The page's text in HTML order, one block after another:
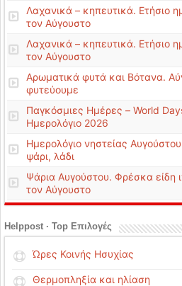
Λαχανικά – κηπευτικά. Ετήσιο
τον Αύγουστο
Λαχανικά – κηπευτικά. Ετήσιο
τον Αύγουστο
Αρωματικά φυτά και Βότανα.
φυτεύουμε
Παγκόσμιες Ημέρες – World
Ημερολόγιο 2026
Ημερολόγιο νηστείας
ψάρι, λάδι
Ψάρια Αυγούστου. Φρέσκα είδη
τον Αύγουστο
Helppost · Top Επιλογές
Ώρες Κοινής Ησυχίας
Θερμοπληξία και ηλίαση